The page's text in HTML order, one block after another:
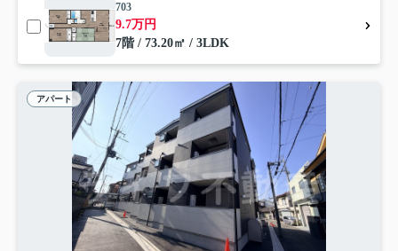
703
9.7万円
7階 / 73.20㎡ / 3LDK
アパート